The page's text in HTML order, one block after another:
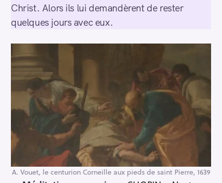
Christ. Alors ils lui demandèrent de rester
quelques jours avec eux.
A. Vouet, le centurion Corneille aux pieds de saint Pierre, 1639